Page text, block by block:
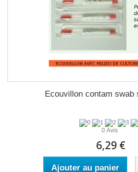
Ecouvillon contam swab
0 Avis
6,29 €
Ajouter au panier